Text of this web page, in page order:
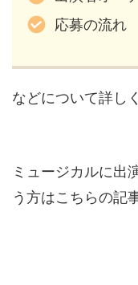
応募の流れ
などについて詳し
ミュージカルに出
う方はこちらの記